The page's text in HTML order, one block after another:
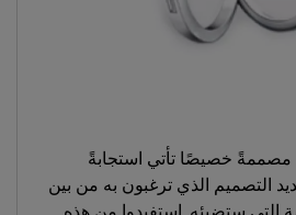
مصممةً خصيصًا تأتي استجابةً
التصميم الذي ترغبون به من بين
التي ستضيئه. استفيدوا من هذه